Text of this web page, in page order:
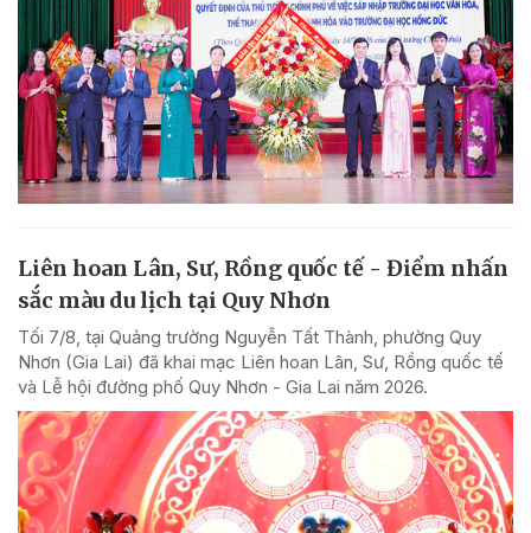
Liên hoan Lân, Sư, Rồng quốc tế - Điểm nhấn
sắc màu du lịch tại Quy Nhơn
Tối 7/8, tại Quảng trường Nguyễn Tất Thành, phường Quy
Nhơn (Gia Lai) đã khai mạc Liên hoan Lân, Sư, Rồng quốc tế
và Lễ hội đường phố Quy Nhơn - Gia Lai năm 2026.